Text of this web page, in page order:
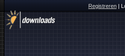
Registreren|